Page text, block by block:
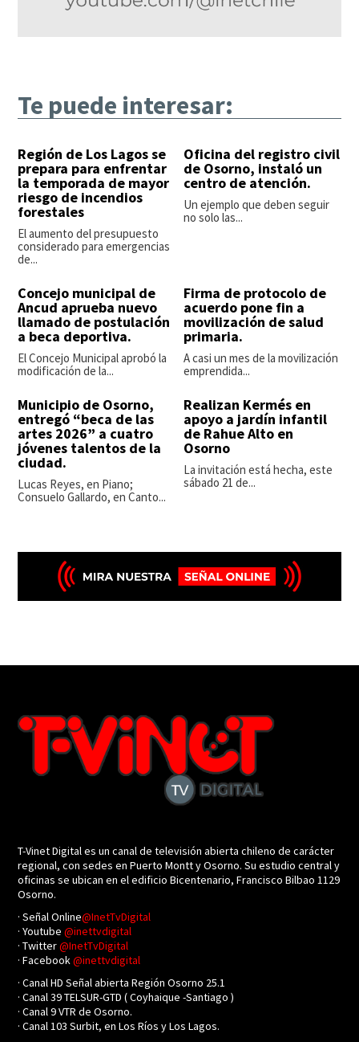
Te puede interesar:
Región de Los Lagos se
prepara para enfrentar
la temporada de mayor
riesgo de incendios
forestales
El aumento del presupuesto
considerado para emergencias
de...
Oficina del registro civil
de Osorno, instaló un
centro de atención.
Un ejemplo que deben seguir
no solo las...
Concejo municipal de
Ancud aprueba nuevo
llamado de postulación
a beca deportiva.
El Concejo Municipal aprobó la
modificación de la...
Firma de protocolo de
acuerdo pone fin a
movilización de salud
primaria.
A casi un mes de la movilización
emprendida...
Municipio de Osorno,
entregó “beca de las
artes 2026” a cuatro
jóvenes talentos de la
ciudad.
Lucas Reyes, en Piano;
Consuelo Gallardo, en Canto...
Realizan Kermés en
apoyo a jardín infantil
de Rahue Alto en
Osorno
La invitación está hecha, este
sábado 21 de...
T-Vinet Digital es un canal de televisión abierta chileno de carácter
regional, con sedes en Puerto Montt y Osorno. Su estudio central y
oficinas se ubican en el edificio Bicentenario, Francisco Bilbao 1129
Osorno.
· Señal Online@InetTvDigital
· Youtube@inettvdigital
· Twitter@InetTvDigital
· Facebook@inettvdigital
· Canal HD Señal abierta Región Osorno 25.1
· Canal 39 TELSUR-GTD ( Coyhaique -Santiago )
· Canal 9 VTR de Osorno.
· Canal 103 Surbit, en Los Ríos y Los Lagos.